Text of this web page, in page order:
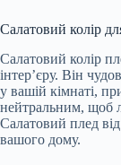
Салатовий колір
Салатовий колір
інтер’єру. Він
у вашій кімнаті,
нейтральним, щоб
Салатовий плед від
вашого дому.